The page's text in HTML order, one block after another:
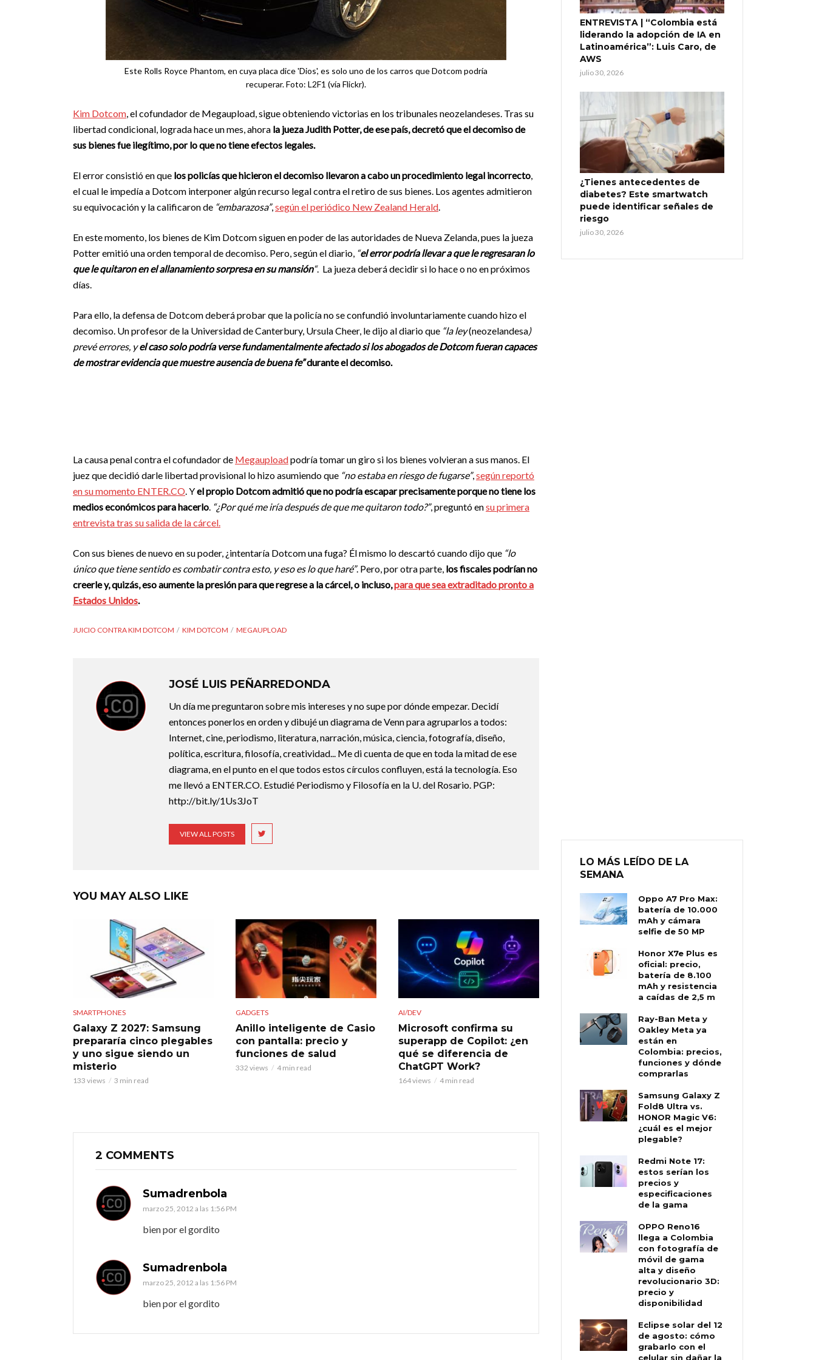
Este Rolls Royce Phantom, en cuya placa dice 'Dios', es solo uno de los carros que Dotcom podría
recuperar. Foto: L2F1 (vía Flickr).
Kim Dotcom, el cofundador de Megaupload, sigue obteniendo victorias en los tribunales neozelandeses. Tras su
libertad condicional, lograda hace un mes, ahora la jueza Judith Potter, de ese país, decretó que el decomiso de
sus bienes fue ilegítimo, por lo que no tiene efectos legales.
El error consistió en que los policías que hicieron el decomiso llevaron a cabo un procedimiento legal incorrecto,
el cual le impedía a Dotcom interponer algún recurso legal contra el retiro de sus bienes. Los agentes admitieron
su equivocación y la calificaron de “embarazosa”,según el periódico New Zealand Herald.
En este momento, los bienes de Kim Dotcom siguen en poder de las autoridades de Nueva Zelanda, pues la jueza
Potter emitió una orden temporal de decomiso. Pero, según el diario, “el error podría llevar a que le regresaran lo
que le quitaron en el allanamiento sorpresa en su mansión“. La jueza deberá decidir si lo hace o no en próximos
días.
Para ello, la defensa de Dotcom deberá probar que la policía no se confundió involuntariamente cuando hizo el
decomiso. Un profesor de la Universidad de Canterbury, Ursula Cheer, le dijo al diario que “la ley(neozelandesa)
prevé errores, yel caso solo podría verse fundamentalmente afectado si los abogados de Dotcom fueran capaces
de mostrar evidencia que muestre ausencia de buena fe”durante el decomiso.
La causa penal contra el cofundador de Megauploadpodría tomar un giro si los bienes volvieran a sus manos. El
juez que decidió darle libertad provisional lo hizo asumiendo que “no estaba en riesgo de fugarse”,según reportó
en su momento ENTER.CO. Yel propio Dotcom admitió que no podría escapar precisamente porque no tiene los
medios económicos para hacerlo. “¿Por qué me iría después de que me quitaron todo?”, preguntó ensu primera
entrevista tras su salida de la cárcel.
Con sus bienes de nuevo en su poder, ¿intentaría Dotcom una fuga? Él mismo lo descartó cuando dijo que “lo
único que tiene sentido es combatir contra esto, y eso es lo que haré”. Pero, por otra parte, los fiscales podrían no
creerle y, quizás, eso aumente la presión para que regrese a la cárcel, o incluso,para que sea extraditado pronto a
Estados Unidos.
JUICIO CONTRA KIM DOTCOM KIM DOTCOM MEGAUPLOAD
JOSÉ LUIS PEÑARREDONDA
Un día me preguntaron sobre mis intereses y no supe por dónde empezar. Decidí
entonces ponerlos en orden y dibujé un diagrama de Venn para agruparlos a todos:
Internet, cine, periodismo, literatura, narración, música, ciencia, fotografía, diseño,
política, escritura, filosofía, creatividad... Me di cuenta de que en toda la mitad de ese
diagrama, en el punto en el que todos estos círculos confluyen, está la tecnología. Eso
me llevó a ENTER.CO. Estudié Periodismo y Filosofía en la U. del Rosario. PGP:
http://bit.ly/1Us3JoT
VIEW ALL POSTS
YOU MAY ALSO LIKE
SMARTPHONES
Galaxy Z 2027: Samsung
prepararía cinco plegables
y uno sigue siendo un
misterio
133 views 3 min read
GADGETS
Anillo inteligente de Casio
con pantalla: precio y
funciones de salud
332 views 4 min read
AI/DEV
Microsoft confirma su
superapp de Copilot: ¿en
qué se diferencia de
ChatGPT Work?
164 views 4 min read
2 COMMENTS
Sumadrenbola
marzo 25, 2012 a las 1:56 PM
bien por el gordito
Sumadrenbola
marzo 25, 2012 a las 1:56 PM
bien por el gordito
ENTREVISTA | “Colombia está
liderando la adopción de IA en
Latinoamérica”: Luis Caro, de
AWS
julio 30, 2026
¿Tienes antecedentes de
diabetes? Este smartwatch
puede identificar señales de
riesgo
julio 30, 2026
LO MÁS LEÍDO DE LA
SEMANA
Oppo A7 Pro Max:
batería de 10.000
mAh y cámara
selfie de 50 MP
Honor X7e Plus es
oficial: precio,
batería de 8.100
mAh y resistencia
a caídas de 2,5 m
Ray-Ban Meta y
Oakley Meta ya
están en
Colombia: precios,
funciones y dónde
comprarlas
Samsung Galaxy Z
Fold8 Ultra vs.
HONOR Magic V6:
¿cuál es el mejor
plegable?
Redmi Note 17:
estos serían los
precios y
especificaciones
de la gama
OPPO Reno16
llega a Colombia
con fotografía de
móvil de gama
alta y diseño
revolucionario 3D:
precio y
disponibilidad
Eclipse solar del 12
de agosto: cómo
grabarlo con el
celular sin dañar la